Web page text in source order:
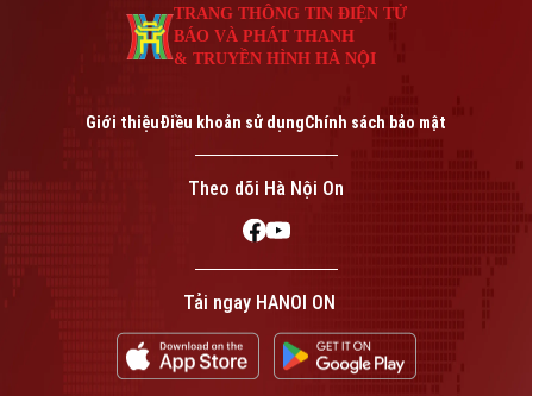
phép số: Số 63/GP-TTDT, cấp ngày 10/05/2023
TRANG THÔNG TIN ĐIỆN TỬ
CỦA CƠ QUAN BÁO VÀ PHÁT THANH TRUYỀN HÌNH HÀ NỘI
Số 3-5 Huỳnh Thúc Kháng-Phường Láng-Hà Nội
TRANG THÔNG TIN ĐIỆN TỬ
BÁO VÀ PHÁT THANH
& TRUYỀN HÌNH HÀ NỘI
Giới thiệuĐiều khoản sử dụngChính sách bảo mật
Theo dõi Hà Nội On
Tải ngay HANOI ON